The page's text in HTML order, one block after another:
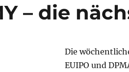
– die
Die
EUIPO und